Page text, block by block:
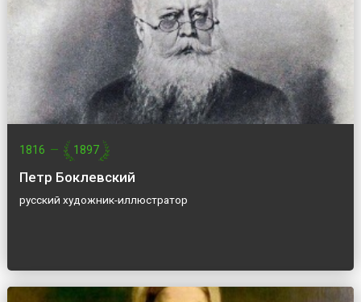
1816 — 1897
Петр Боклевский
русский художник-иллюстратор